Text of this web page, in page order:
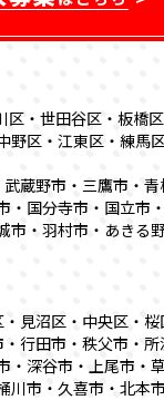
区・世田谷区・板橋
野区・江東区・練馬
武蔵野市・三鷹市・
・国分寺市・国立市
市・羽村市・あきる
・見沼区・中央区・
行田市・秩父市・
・深谷市・上尾市・
川市・久喜市・北本